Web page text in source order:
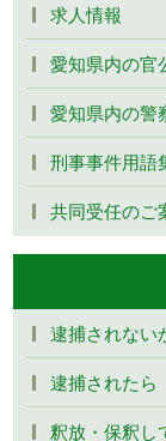
求人情報
愛知県内の官
愛知県内の警
刑事事件用語
共同受任のご
逮捕されな
逮捕されたら
釈放・保釈し